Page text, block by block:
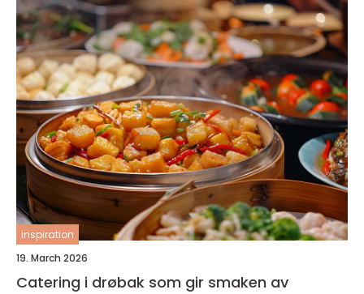
inspiration
19. March 2026
Catering i drøbak som gir smaken av